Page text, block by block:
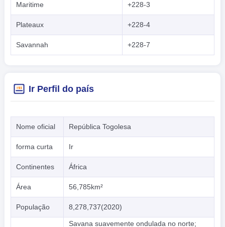
Maritime +228-3
Plateaux +228-4
Savannah +228-7
Ir Perfil do país
Nome oficial República Togolesa
forma curta Ir
Continentes África
Área 56,785km²
População 8,278,737(2020)
Savana suavemente ondulada no norte;